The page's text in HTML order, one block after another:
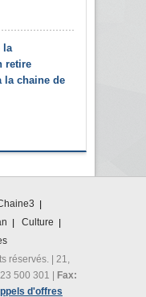
la
retire
la chaine de
Culture
réservés. | 21,
500 301 |
Fax:
d'offres